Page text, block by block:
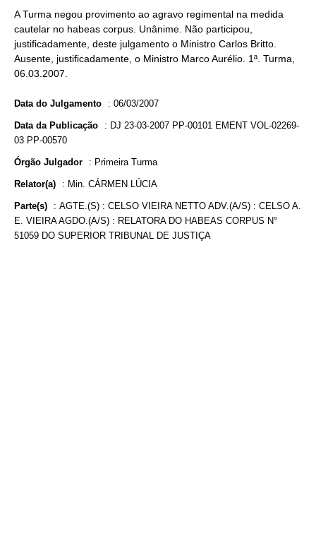
A Turma negou provimento ao agravo regimental na medida
cautelar no habeas corpus. Unânime. Não participou,
justificadamente, deste julgamento o Ministro Carlos Britto.
Ausente, justificadamente, o Ministro Marco Aurélio. 1ª. Turma,
06.03.2007.
Data do Julgamento : 06/03/2007
Data da Publicação : DJ 23-03-2007 PP-00101 EMENT VOL-02269-
03 PP-00570
Órgão Julgador : Primeira Turma
Relator(a) : Min. CÁRMEN LÚCIA
Parte(s) : AGTE.(S) : CELSO VIEIRA NETTO ADV.(A/S) : CELSO A.
E. VIEIRA AGDO.(A/S) : RELATORA DO HABEAS CORPUS N°
51059 DO SUPERIOR TRIBUNAL DE JUSTIÇA